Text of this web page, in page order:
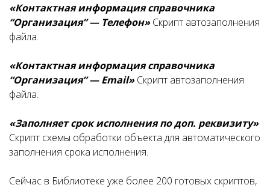
«Контактная информация справочника
“Организация” — Телефон»Скрипт автозаполнения
файла.
«Контактная информация справочника
“Организация” — Email»Скрипт автозаполнения
файла.
«Заполняет срок исполнения по доп. реквизиту»
Скрипт схемы обработки объекта для автоматического
заполнения срока исполнения.
Сейчас в Библиотеке уже более 200 готовых скриптов,